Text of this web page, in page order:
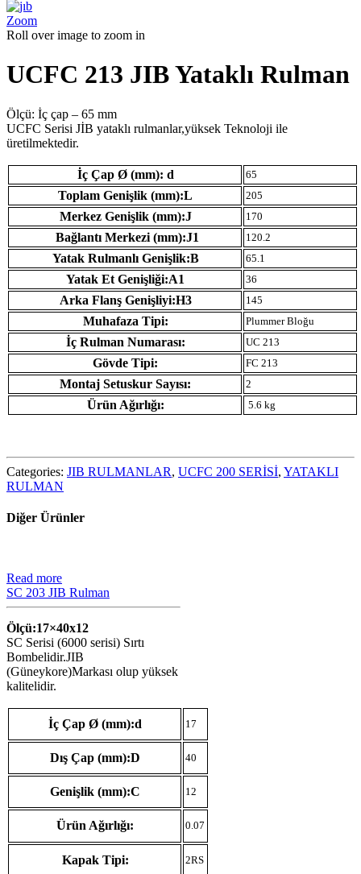
Zoom
Roll over image to zoom in
UCFC 213 JIB Yataklı Rulman
Ölçü: İç çap – 65 mm
UCFC Serisi JİB ​​yataklı rulmanlar,yüksek Teknoloji ile
üretilmektedir.
İç Çap Ø (mm): d 65
Toplam Genişlik (mm):L 205
Merkez Genişlik (mm):J 170
Bağlantı Merkezi (mm):J1 120.2
Yatak Rulmanlı Genişlik:B 65.1
Yatak Et Genişliği:A1 36
Arka Flanş Genişliyi:H3 145
Muhafaza Tipi: Plummer Bloğu
İç Rulman Numarası: UC 213
Gövde Tipi: FC 213
Montaj Setuskur Sayısı: 2
Ürün Ağırlığı: 5.6 kg
Categories: JIB RULMANLAR, UCFC 200 SERİSİ, YATAKLI
RULMAN
Diğer Ürünler
Read more
SC 203 JIB Rulman
Ölçü:17×40x12
SC Serisi (6000 serisi) Sırtı
Bombelidir.JIB
(Güneykore)Markası olup yüksek
kalitelidir.
İç Çap Ø (mm):d 17
Dış Çap (mm):D 40
Genişlik (mm):C 12
Ürün Ağırlığı: 0.07
Kapak Tipi: 2RS